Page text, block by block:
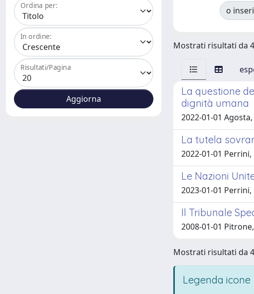
Ordina per:
In ordine:
Risultati/Pagina
o
Mostrati risultati da
La questione
dignità umana
2022-01-01
La tutela
2022-01-01 Perrini,
Le Nazioni
2023-01-01 Perrini,
Il Tribunale
2008-01-01
Mostrati risultati da
Legenda icone